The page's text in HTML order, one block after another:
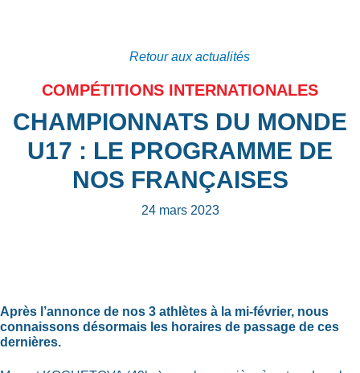
Retour aux actualités
COMPÉTITIONS INTERNATIONALES
CHAMPIONNATS DU MONDE
U17 : LE PROGRAMME DE
NOS FRANÇAISES
24 mars 2023
Après l’annonce de nos 3 athlètes à la mi-février, nous
connaissons désormais les horaires de passage de ces
dernières.